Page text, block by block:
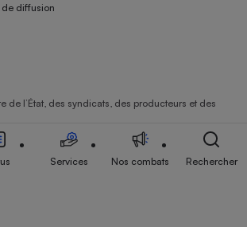
de diffusion
de l’État, des syndicats, des producteurs et des
Services Nos combats Rechercher